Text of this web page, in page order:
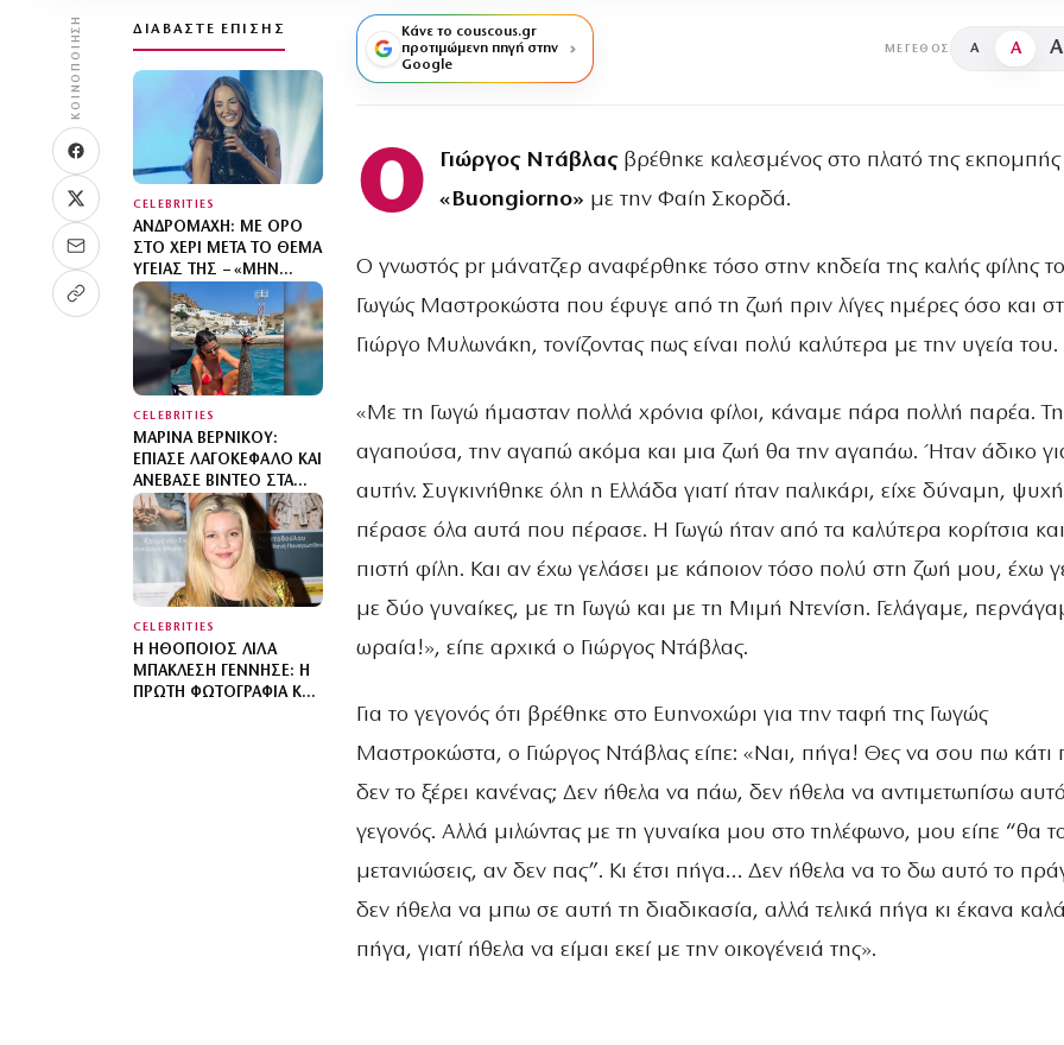
ΚΟΙΝΟΠΟΊΗΣΗ ΔΙΑΒΆΣΤΕ ΕΠΊΣΗΣ
CELEBRITIES
ΑΝΔΡΟΜΆΧΗ: ΜΕ ΟΡΌ
ΣΤΟ ΧΈΡΙ ΜΕΤΆ ΤΟ ΘΈΜΑ
ΥΓΕΊΑΣ ΤΗΣ – «ΜΗΝ
ΑΝΗΣΥΧΕΊΤΕ, ΤΟ ‘ΧΩ»
CELEBRITIES
ΜΑΡΊΝΑ ΒΕΡΝΊΚΟΥ:
ΈΠΙΑΣΕ ΛΑΓΟΚΈΦΑΛΟ ΚΑΙ
ΑΝΈΒΑΣΕ ΒΊΝΤΕΟ ΣΤΑ
SOCIAL MEDIA – «ΔΕΝ
ΥΠΆΡΧΕΙ ΚΑΝΈΝΑΣ
ΛΌΓΟΣ ΝΑ
ΦΟΒΌΜΑΣΤΕ»
CELEBRITIES
Η ΗΘΟΠΟΙΌΣ ΛΊΛΑ
ΜΠΑΚΛΈΣΗ ΓΈΝΝΗΣΕ: Η
ΠΡΏΤΗ ΦΩΤΟΓΡΑΦΊΑ ΚΑΙ
Κάνε το couscous.gr
προτιμώμενη πηγή στην
Google
ΜΈΓΕΘΟΣ A A A
Ο Γιώργος Ντάβλαςβρέθηκε καλεσμένος στο πλατό της εκπομπής
«Buongiorno» με την Φαίη Σκορδά.
Ο γνωστός pr μάνατζερ αναφέρθηκε τόσο στην κηδεία της καλής φίλης
Γωγώς Μαστροκώστα που έφυγε από τη ζωή πριν λίγες ημέρες όσο και
Γιώργο Μυλωνάκη, τονίζοντας πως είναι πολύ καλύτερα με την υγεία του.
«Με τη Γωγώ ήμασταν πολλά χρόνια φίλοι, κάναμε πάρα πολλή παρέα.
αγαπούσα, την αγαπώ ακόμα και μια ζωή θα την αγαπάω. Ήταν άδικο
αυτήν. Συγκινήθηκε όλη η Ελλάδα γιατί ήταν παλικάρι, είχε δύναμη,
πέρασε όλα αυτά που πέρασε. Η Γωγώ ήταν από τα καλύτερα κορίτσια και
πιστή φίλη. Και αν έχω γελάσει με κάποιον τόσο πολύ στη ζωή μου, έχω
με δύο γυναίκες, με τη Γωγώ και με τη Μιμή Ντενίση. Γελάγαμε,
ωραία!», είπε αρχικά ο Γιώργος Ντάβλας.
Για το γεγονός ότι βρέθηκε στο Ευηνοχώρι για την ταφή της Γωγώς
Μαστροκώστα, ο Γιώργος Ντάβλας είπε: «Ναι, πήγα! Θες να σου πω κάτι
δεν το ξέρει κανένας; Δεν ήθελα να πάω, δεν ήθελα να αντιμετωπίσω
γεγονός. Αλλά μιλώντας με τη γυναίκα μου στο τηλέφωνο, μου είπε “θα
μετανιώσεις, αν δεν πας”. Κι έτσι πήγα… Δεν ήθελα να το δω αυτό το
δεν ήθελα να μπω σε αυτή τη διαδικασία, αλλά τελικά πήγα κι έκανα
πήγα, γιατί ήθελα να είμαι εκεί με την οικογένειά της».